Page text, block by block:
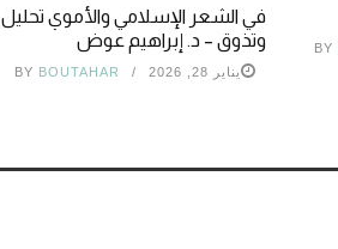
في الشعر الإسلامي والأموي تحليل
وتذوق – د. إبراهيم عوض
يناير 28, 2026 BY BOUTAHAR
BY